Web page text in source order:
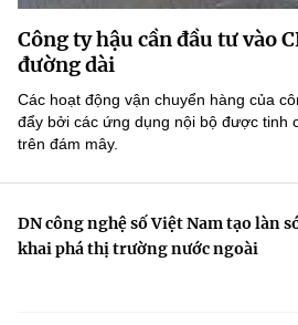
Công ty hậu cần đầu tư vào
đường dài
Các hoạt động vận chuyển hàng của
đẩy bởi các ứng dụng nội bộ được tinh
trên đám mây.
DN công nghệ số Việt Nam tạo làn
khai phá thị trường nước ngoài